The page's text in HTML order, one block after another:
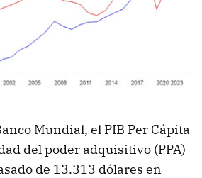
Mundial, el PIB Per Cápita
del poder adquisitivo (PPA)
de 13.313 dólares en